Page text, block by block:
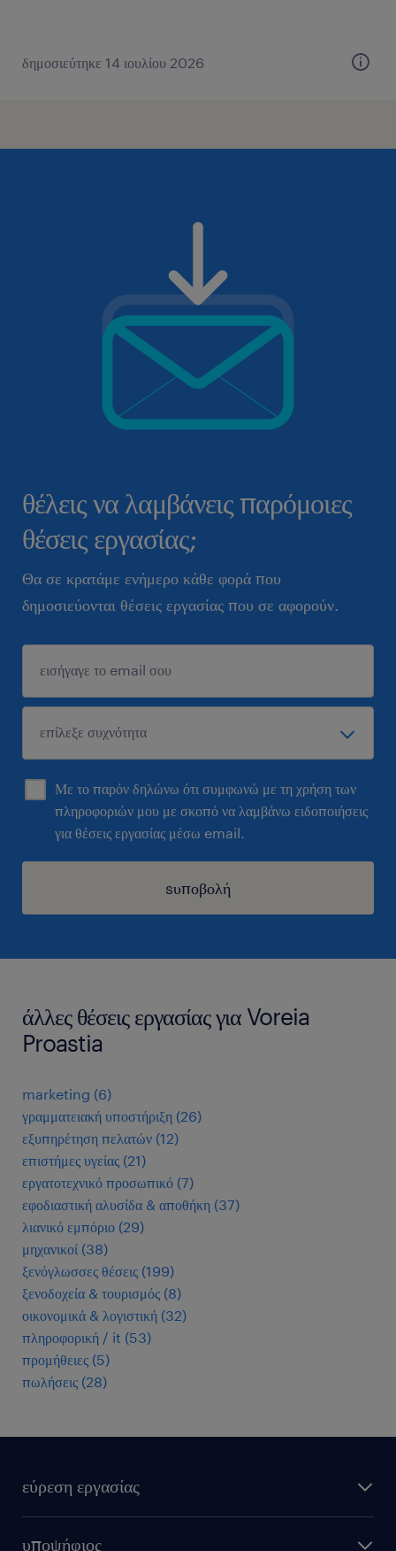
δημοσιεύτηκε 14 ιουλίου 2026
θέλεις να λαμβάνεις παρόμοιες
θέσεις εργασίας;
Θα σε κρατάμε ενήμερο κάθε φορά που
δημοσιεύονται θέσεις εργασίας που σε αφορούν.
Με το παρόν δηλώνω ότι συμφωνώ με τη χρήση των
πληροφοριών μου με σκοπό να λαμβάνω ειδοποιήσεις
για θέσεις εργασίας μέσω email.
sυποβολή
άλλες θέσεις εργασίας για Voreia
Proastia
marketing (6)
γραμματειακή υποστήριξη (26)
εξυπηρέτηση πελατών (12)
επιστήμες υγείας (21)
εργατοτεχνικό προσωπικό (7)
εφοδιαστική αλυσίδα & αποθήκη (37)
λιανικό εμπόριο (29)
μηχανικοί (38)
ξενόγλωσσες θέσεις (199)
ξενοδοχεία & τουρισμός (8)
οικονομικά & λογιστική (32)
πληροφορική / it (53)
προμήθειες (5)
πωλήσεις (28)
εύρεση εργασίας
υποψήφιος